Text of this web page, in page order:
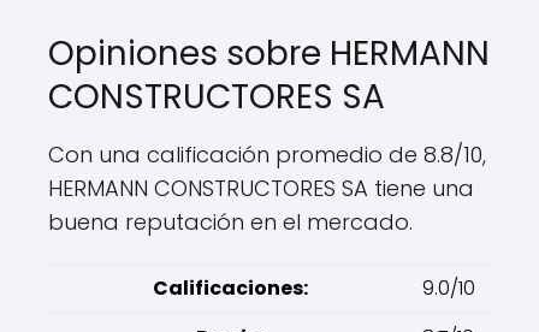
Opiniones sobre HERMANN
CONSTRUCTORES SA
Con una calificación promedio de 8.8/10,
HERMANN CONSTRUCTORES SA tiene una
buena reputación en el mercado.
Calificaciones:
9.0/10